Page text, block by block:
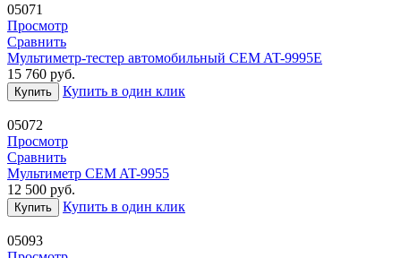
05071
Просмотр
Сравнить
Мультиметр-тестер автомобильный CEM AT-9995E
15 760 руб.
Купить Купить в один клик
05072
Просмотр
Сравнить
Мультиметр CEM AT-9955
12 500 руб.
Купить Купить в один клик
05093